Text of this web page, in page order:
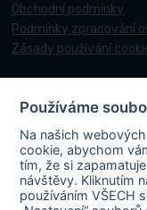
Obchodní podmínky
Podmínky zpracování
Zásady používání
©
Webové
Používáme
Na našich
cookie, abychom
tím, že si
návštěvy. Kliknutím
používáním VŠECH